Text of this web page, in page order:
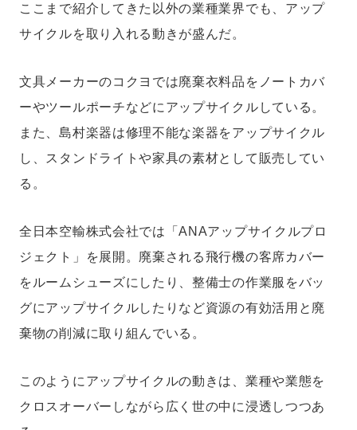
ここまで紹介してきた以外の業種業界でも、アップ
サイクルを取り入れる動きが盛んだ。
文具メーカーのコクヨでは廃棄衣料品をノートカバ
ーやツールポーチなどにアップサイクルしている。
また、島村楽器は修理不能な楽器をアップサイクル
し、スタンドライトや家具の素材として販売してい
る。
全日本空輸株式会社では「ANAアップサイクルプロ
ジェクト」を展開。廃棄される飛行機の客席カバー
をルームシューズにしたり、整備士の作業服をバッ
グにアップサイクルしたりなど資源の有効活用と廃
棄物の削減に取り組んでいる。
このようにアップサイクルの動きは、業種や業態を
クロスオーバーしながら広く世の中に浸透しつつあ